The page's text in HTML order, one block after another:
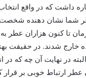
داشت که در واقع
تا کنون هزاران عطر
خارج شدند. در حقیقت
در نهایت آن چه که
عطر ارتباط خوبی بر